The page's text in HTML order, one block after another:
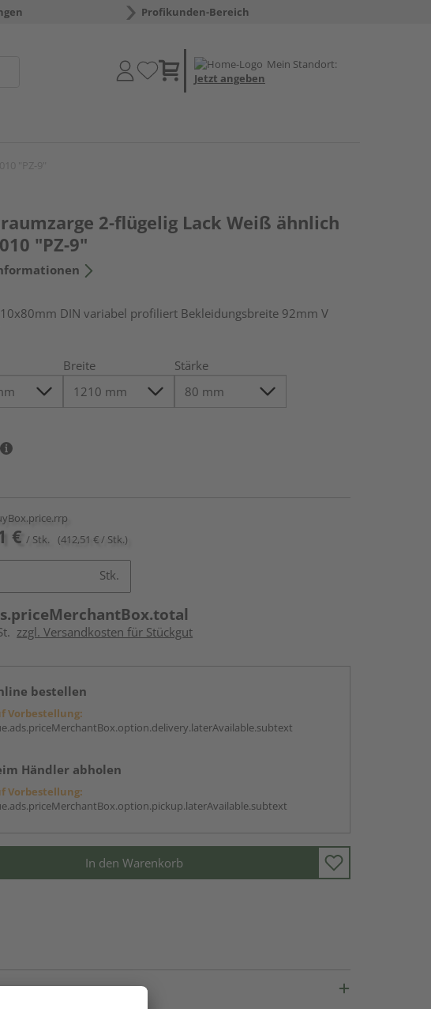
Profikunden-Bereich
Mein Standort:
Jetzt angeben
2-flügelig Lack Weiß ähnlich
"PZ-9"
DIN variabel profiliert Bekleidungsbreite 92mm V
Breite Stärke
€ / Stk. (412,51 € / Stk.)
Stk.
zzgl. Versandkosten für Stückgut
bestellen
Vorbestellung:
Händler abholen
Vorbestellung:
In den Warenkorb